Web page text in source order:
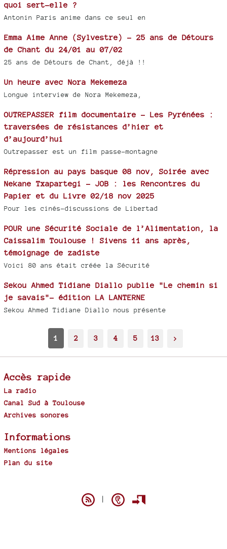
quoi sert-elle ?
Antonin Paris anime dans ce seul en
Emma Aime Anne (Sylvestre) - 25 ans de Détours
de Chant du 24/01 au 07/02
25 ans de Détours de Chant, déjà !!
Un heure avec Nora Mekemeza
Longue interview de Nora Mekemeza,
OUTREPASSER film documentaire - Les Pyrénées :
traversées de résistances d’hier et
d’aujourd’hui
Outrepasser est un film passe-montagne
Répression au pays basque 08 nov, Soirée avec
Nekane Txapartegi - JOB : les Rencontres du
Papier et du Livre 02/18 nov 2025
Pour les cinés-discussions de Libertad
POUR une Sécurité Sociale de l’Alimentation, la
Caissalim Toulouse ! Sivens 11 ans après,
témoignage de zadiste
Voici 80 ans était créée la Sécurité
Sekou Ahmed Tidiane Diallo publie "Le chemin si
je savais"- édition LA LANTERNE
Sekou Ahmed Tidiane Diallo nous présente
1 2 3 4 5 13 >
Accès rapide
La radio
Canal Sud à Toulouse
Archives sonores
Informations
Mentions légales
Plan du site
|